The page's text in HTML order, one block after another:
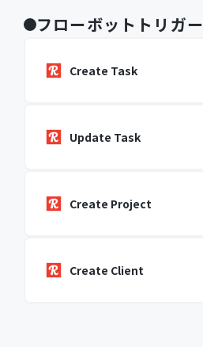
フローボットトリガー
Create Task
Update Task
Create Project
Create Client